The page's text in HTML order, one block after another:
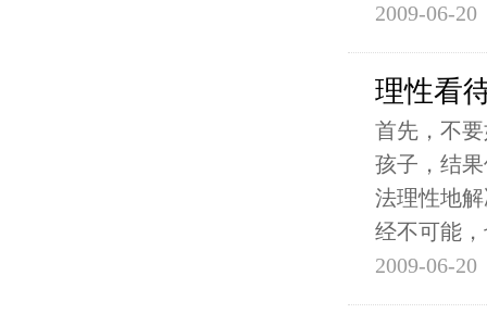
2009-06-20
理性看
首先，不
孩子，结
法理性地
经不可能
2009-06-20